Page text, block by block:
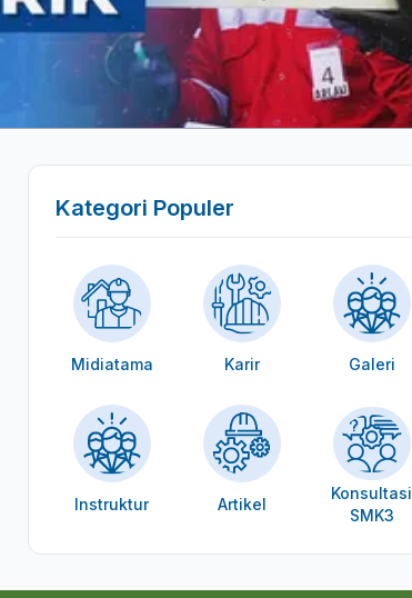
Kategori Populer
Midiatama Karir Galeri
Instruktur Artikel
Konsultasi
SMK3